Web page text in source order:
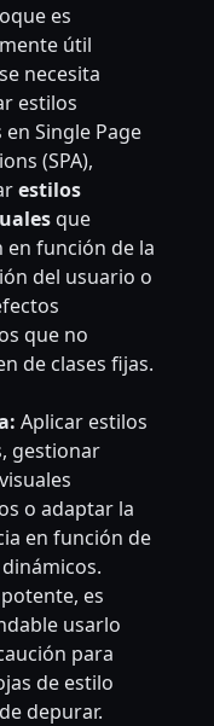
es
útil
necesita
estilos
Single Page
(SPA),
estilos
que
en función de la
del usuario o
que no
de clases fijas.
Aplicar estilos
gestionar
o adaptar la
en función de
es
usarlo
para
de estilo
depurar.